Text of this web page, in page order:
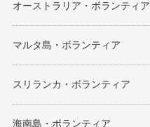
オーストラリア・ボランティア
マルタ島・ボランティア
スリランカ・ボランティア
海南島・ボランティア